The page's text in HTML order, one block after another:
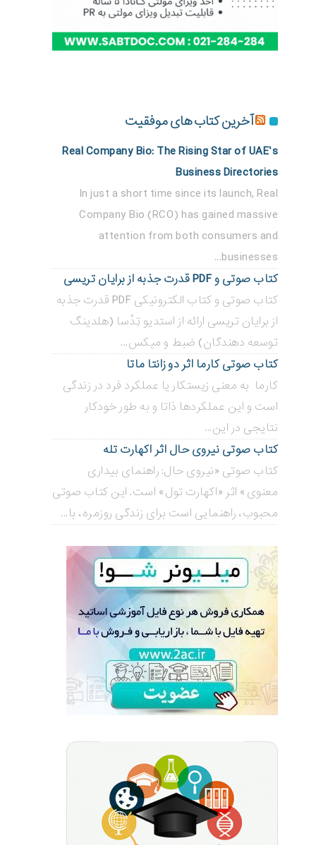
آخرین کتاب های موفقیت
Real Company Bio: The Rising Star of UAE’s
Business Directories
In just a short time since its launch, Real
Company Bio (RCO) has gained massive
attention from both consumers and
businesses...
کتاب صوتی و PDF قدرت جذبه از برایان تریسی
کتاب صوتی و کتاب الکترونیکی PDF قدرت جذبه
از برایان تریسی ارائه از استدیو تِدْسا (هلدینگ
توسعه دهندگان) ضبط و میکس...
کتاب صوتی کارما اثر دو زانتا ماتا
کارما به معنی زیستکار یا عملکرد فرد در زندگی
است و این عملکردها ذاتا و به طور خودکار
نتایجی در این...
کتاب صوتی نیروی حال اثر اکهارت تله
کتاب صوتی «نیروی حال: راهنمای بیداری
معنوی» اثر «اکهارت تول» است. این کتاب صوتی
محبوب، راهنمایی است برای زندگی روزمره، با...